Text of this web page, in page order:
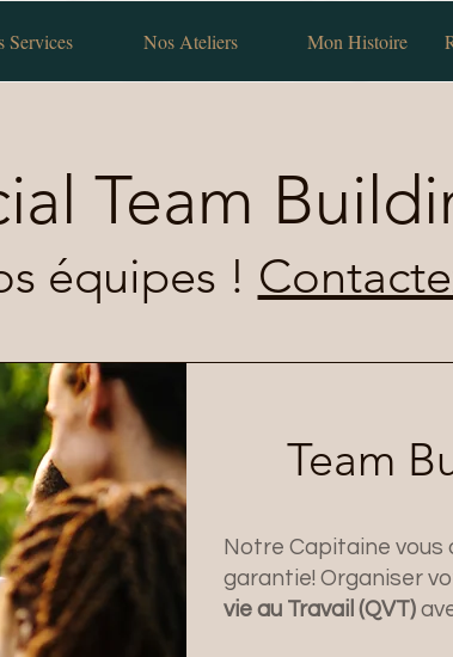
Services Nos Ateliers Mon Histoire
Team
équipes !
Team
Notre Capitaine vous
garantie! Organiser
vie au Travail (QVT)